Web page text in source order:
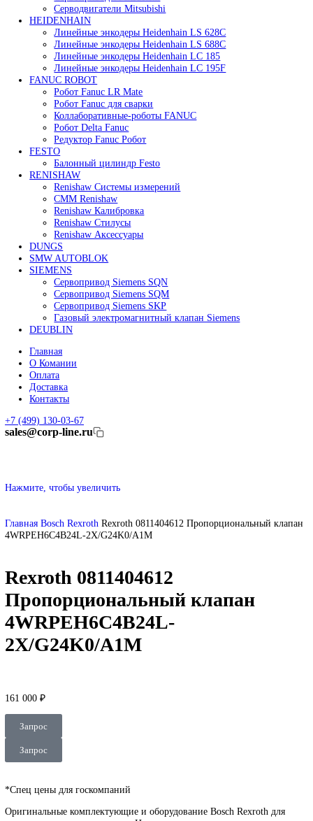
элемент 0₽
Просмотр категорий
FANUC
Контроллеры Fanuc
Сервоуселители Fanuc
Энкодеры Fanuc
Fanuc PCB Плата
Серводвигатели Fanuc
MITSUBISHI ELECTRIC
Сервоприводы Mitsubishi
HEIDENHAIN
Линейные энкодеры Heidenhain LS 628C
Линейные энкодеры Heidenhain LS 688C
Линейные энкодеры Heidenhain LC 185
Линейные энкодеры Heidenhain LC 195F
FANUC ROBOT
Робот Fanuc LR Mate
Робот Fanuc для сварки
Коллаборативные-роботы FANUC
Робот Delta Fanuc
Редуктор Fanuc Робот
FESTO
Балонный цилиндр Festo
Renishaw Системы измерений
CMM Renishaw
Renishaw Калибровка
Renishaw Cтилусы
DUNGS
SMW AUTOBLOK
Сервопривод Siemens SKP
DEUBLIN
Оплата
Доставка
Контакты
+7 (499) 130-03-67
sales@corp-line.ru
Нажмите, чтобы увеличить
Главная Bosch Rexroth
4WRPEH6C4B24L-2X/G24K0/A1M
Rexroth 0811404612